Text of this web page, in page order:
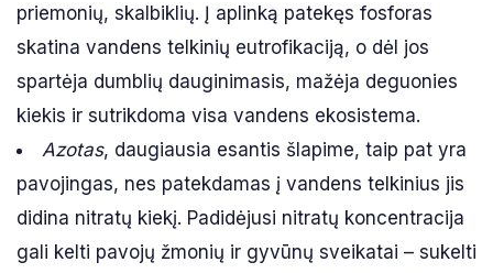
priemonių, skalbiklių. Į aplinką patekęs fosforas
skatina vandens telkinių eutrofikaciją, o dėl jos
spartėja dumblių dauginimasis, mažėja deguonies
kiekis ir sutrikdoma visa vandens ekosistema.
Azotas, daugiausia esantis šlapime, taip pat yra
pavojingas, nes patekdamas į vandens telkinius jis
didina nitratų kiekį. Padidėjusi nitratų koncentracija
gali kelti pavojų žmonių ir gyvūnų sveikatai – sukelti